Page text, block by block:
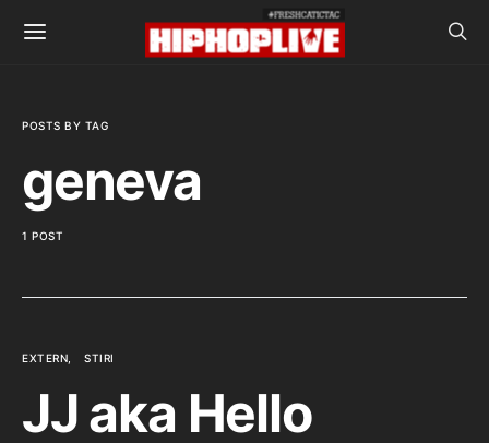
POSTS BY TAG
geneva
1 POST
EXTERN STIRI
JJ aka Hello